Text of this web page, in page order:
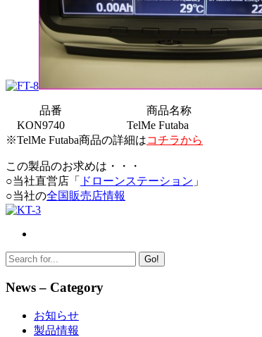
品番 商品名称
KON9740 TelMe Futaba
※TelMe Futaba商品の詳細はコチラから
この製品のお求めは・・・
○当社直営店「
ドローンステーション 」
○当社の全国販売店情報
Go!
News – Category
お知らせ
製品情報